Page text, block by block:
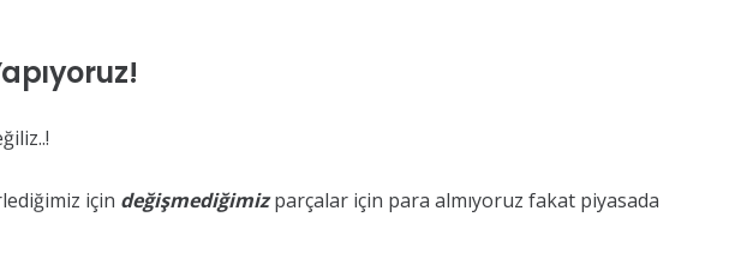
için değişmediğimizparçalar için para almıyoruz fakat piyasada